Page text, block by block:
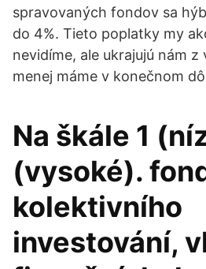
spravovaných fondov sa
do 4%. Tieto poplatky my
nevidíme, ale ukrajujú nám z
menej máme v konečnom
Na škále 1
(vysoké).
kolektivního
investování,